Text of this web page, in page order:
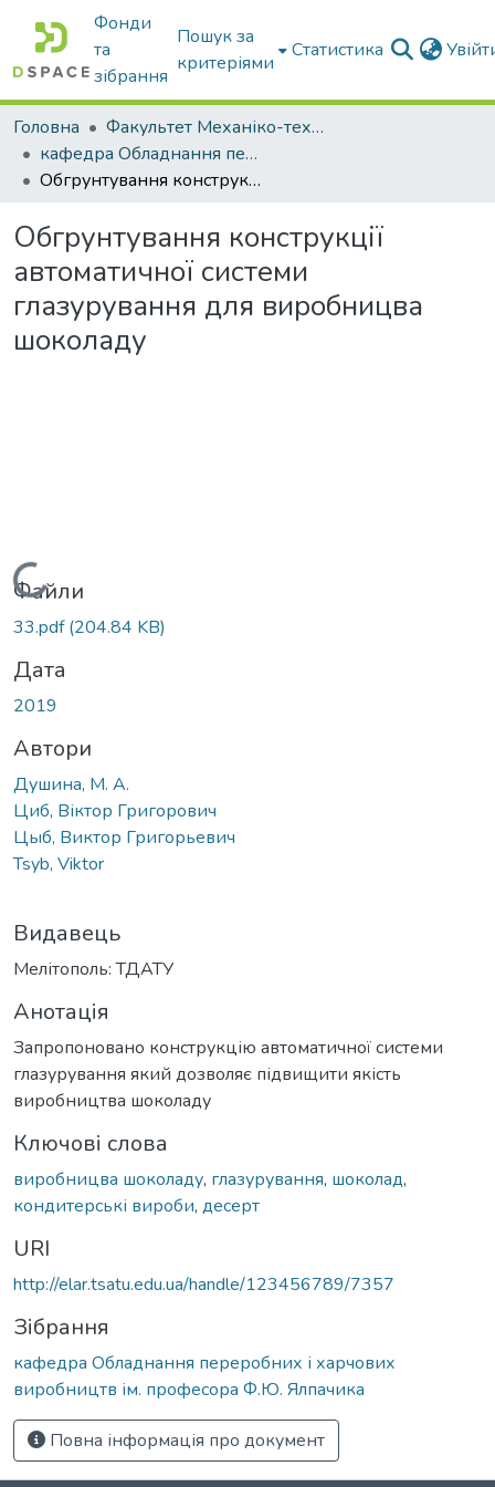
Фонди
та
зібрання
Пошук за
критеріями
Статистика
Головна
Факультет Механіко-технологічний
кафедра Обладнання переробних і харчових виробництв ім. професора Ф.Ю. Ялпачика
Обгрунтування конструкції автоматичної системи глазурування для виробницва шоколаду
Обгрунтування конструкції
автоматичної системи
глазурування для виробницва
шоколаду
Вантажиться...
Файли
33.pdf(204.84 KB)
Дата
2019
Автори
Душина, М. А.
Циб, Віктор Григорович
Цыб, Виктор Григорьевич
Tsyb, Viktor
Видавець
Мелітополь: ТДАТУ
Анотація
Запропоновано конструкцію автоматичної системи
глазурування який дозволяє підвищити якість
виробництва шоколаду
Ключові слова
виробницва шоколаду, глазурування, шоколад,
кондитерські вироби, десерт
URI
http://elar.tsatu.edu.ua/handle/123456789/7357
Зібрання
кафедра Обладнання переробних і харчових
виробництв ім. професора Ф.Ю. Ялпачика
Повна інформація про документ